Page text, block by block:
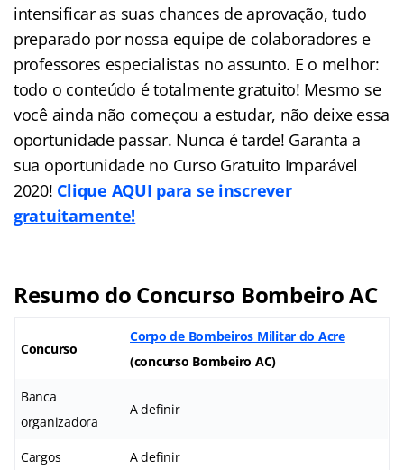
intensificar as suas chances de aprovação, tudo
preparado por nossa equipe de colaboradores e
professores especialistas no assunto. E o melhor:
todo o conteúdo é totalmente gratuito! Mesmo se
você ainda não começou a estudar, não deixe essa
oportunidade passar. Nunca é tarde! Garanta a
sua oportunidade no Curso Gratuito Imparável
2020! Clique AQUI para se inscrever
gratuitamente!
Resumo do Concurso Bombeiro AC
Concurso
Corpo de Bombeiros Militar do Acre
(concurso Bombeiro AC)
Banca
organizadora
A definir
Cargos A definir